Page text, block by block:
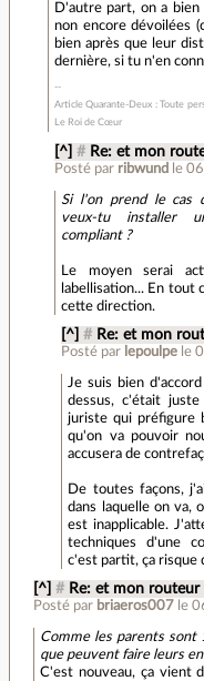
D'autre part, on a
non encore dévoilées
bien après que leur
dernière, si tu n'en
Article Quarante-Deux : Toute
Le Roi de Cœur
[^] # Re: et mon
Posté par ribwund le
Si l'on prend le cas
veux-tu installer
compliant ?
Le moyen serai
labellisation... En tout
cette direction.
[^] # Re: et mon
Posté par lepoulpe le
Je suis bien
dessus, c'était
juriste qui préfigure
qu'on va pouvoir
accusera de
De toutes façons,
dans laquelle on va,
est inapplicable.
techniques d'une
c'est partit, ça risque
[^] # Re: et mon routeur
Posté par briaeros007 le
Comme les parents sont
que peuvent faire leurs
C'est nouveau, ça vient